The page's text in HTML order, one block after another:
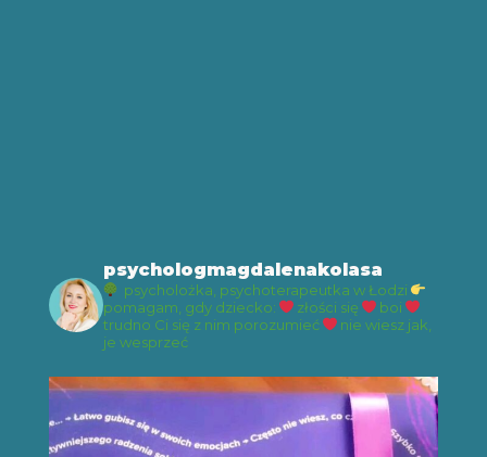
psychologmagdalenakolasa
psycholożka, psychoterapeutka w Łodzi
pomagam, gdy dziecko:
złości się
boi
trudno Ci się z nim porozumieć
nie wiesz jak,
je wesprzeć